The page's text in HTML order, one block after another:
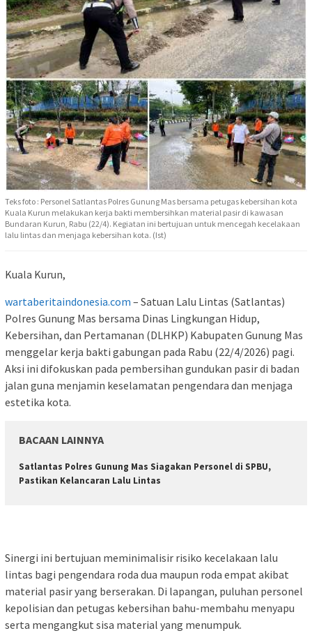
Teks foto : Personel Satlantas Polres Gunung Mas bersama petugas kebersihan kota
Kuala Kurun melakukan kerja bakti membersihkan material pasir di kawasan
Bundaran Kurun, Rabu (22/4). Kegiatan ini bertujuan untuk mencegah kecelakaan
lalu lintas dan menjaga kebersihan kota. (Ist)
Kuala Kurun,
wartaberitaindonesia.com – Satuan Lalu Lintas (Satlantas)
Polres Gunung Mas bersama Dinas Lingkungan Hidup,
Kebersihan, dan Pertamanan (DLHKP) Kabupaten Gunung Mas
menggelar kerja bakti gabungan pada Rabu (22/4/2026) pagi.
Aksi ini difokuskan pada pembersihan gundukan pasir di badan
jalan guna menjamin keselamatan pengendara dan menjaga
estetika kota.
BACAAN LAINNYA
Satlantas Polres Gunung Mas Siagakan Personel di SPBU,
Pastikan Kelancaran Lalu Lintas
Sinergi ini bertujuan meminimalisir risiko kecelakaan lalu
lintas bagi pengendara roda dua maupun roda empat akibat
material pasir yang berserakan. Di lapangan, puluhan personel
kepolisian dan petugas kebersihan bahu-membahu menyapu
serta mengangkut sisa material yang menumpuk.